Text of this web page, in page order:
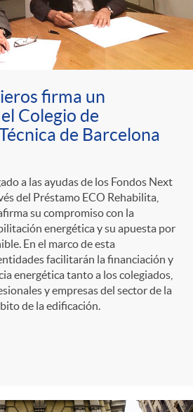
firma un
Colegio de
de Barcelona
a las ayudas de los Fondos Next
del Préstamo ECO Rehabilita,
su compromiso con la
energética y su apuesta por
En el marco de esta
facilitarán la financiación y
energética tanto a los colegiados,
y empresas del sector de la
de la edificación.